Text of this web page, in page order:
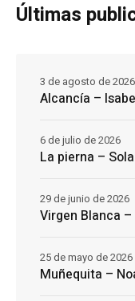
Últimas
Alcancía –
3 de agosto de 2026
La pierna –
6 de julio de 2026
Virgen Blanca
29 de junio de 2026
Muñequita –
25 de mayo de 2026